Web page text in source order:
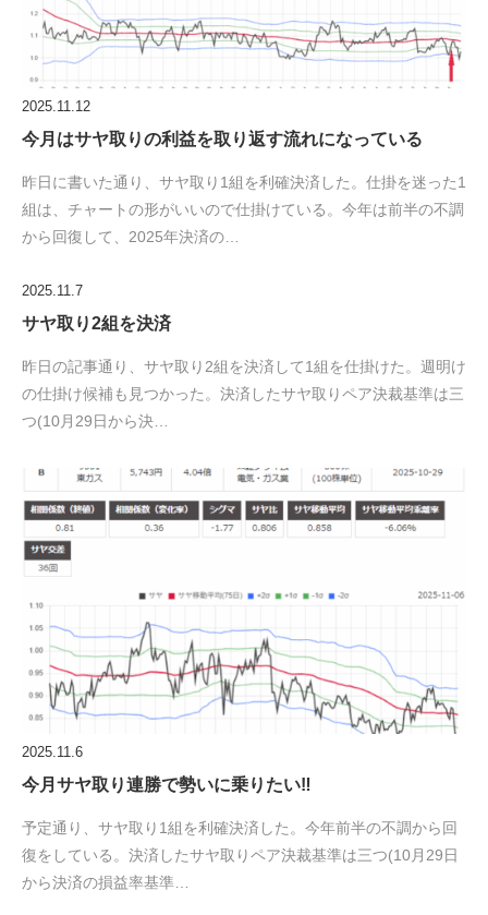
2025.11.12
今月はサヤ取りの利益を取り返す流れになっている
昨日に書いた通り、サヤ取り1組を利確決済した。仕掛を迷った1
組は、チャートの形がいいので仕掛けている。今年は前半の不調
から回復して、2025年決済の…
2025.11.7
サヤ取り2組を決済
昨日の記事通り、サヤ取り2組を決済して1組を仕掛けた。週明け
の仕掛け候補も見つかった。決済したサヤ取りペア決裁基準は三
つ(10月29日から決…
2025.11.6
今月サヤ取り連勝で勢いに乗りたい‼
予定通り、サヤ取り1組を利確決済した。今年前半の不調から回
復をしている。決済したサヤ取りペア決裁基準は三つ(10月29日
から決済の損益率基準…